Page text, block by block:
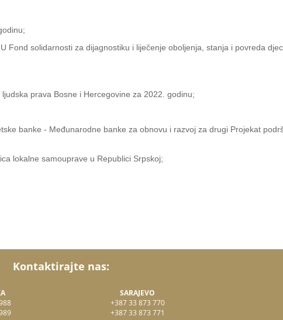
Fond solidarnosti za dijagnostiku i liječenje oboljenja, stanja i povreda
prava Bosne i Hercegovine za 2022. godinu;
banke - Međunarodne banke za obnovu i razvoj za drugi Projekat
lokalne samouprave u Republici Srpskoj;
Kontaktirajte nas:
SARAJEVO
+387 33 873 770
+387 33 873 771